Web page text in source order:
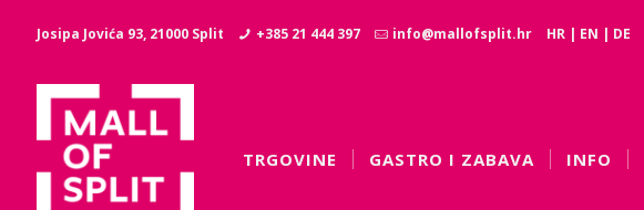
Josipa Jovića 93, 21000 Split +385 21 444 397 info@mallofsplit.hr HR | EN | DE
TRGOVINE GASTRO I ZABAVA INFO